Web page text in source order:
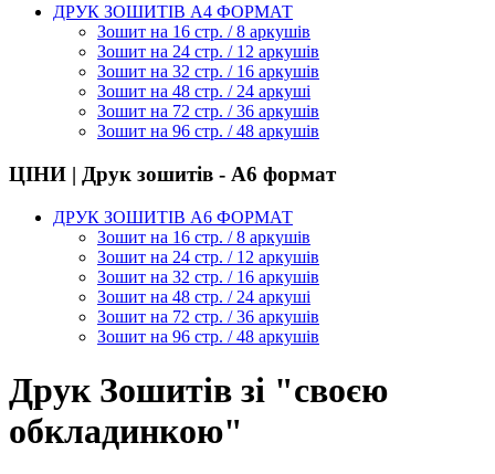
ДРУК ЗОШИТІВ А4 ФОРМАТ
Зошит на 16 стр. / 8 аркушів
Зошит на 24 стр. / 12 аркушів
Зошит на 32 стр. / 16 аркушів
Зошит на 48 стр. / 24 аркуші
Зошит на 72 стр. / 36 аркушів
Зошит на 96 стр. / 48 аркушів
ЦІНИ | Друк зошитів - А6 формат
ДРУК ЗОШИТІВ А6 ФОРМАТ
Зошит на 16 стр. / 8 аркушів
Зошит на 24 стр. / 12 аркушів
Зошит на 32 стр. / 16 аркушів
Зошит на 48 стр. / 24 аркуші
Зошит на 72 стр. / 36 аркушів
Зошит на 96 стр. / 48 аркушів
Друк Зошитів зі "своєю
обкладинкою"